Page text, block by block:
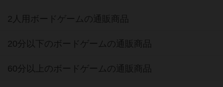
2人用ボードゲームの通販商品
20分以下のボードゲームの通販商品
60分以上のボードゲームの通販商品